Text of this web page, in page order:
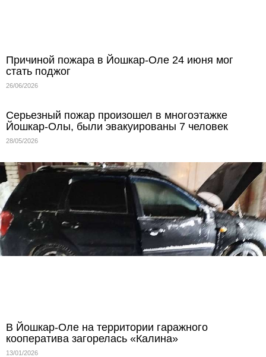
Причиной пожара в Йошкар-Оле 24 июня мог
стать поджог
26/06/2026
Серьезный пожар произошел в многоэтажке
Йошкар-Олы, были эвакуированы 7 человек
28/05/2026
В Йошкар-Оле на территории гаражного
кооператива загорелась «Калина»
13/01/2026